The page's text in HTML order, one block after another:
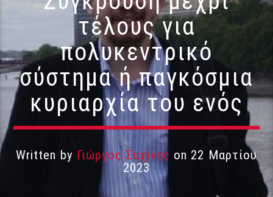
τέλους για
πολυκεντρικό
σύστημα ή παγκόσμια
κυριαρχία του ενός
Written by Γιώργος Σαχίνης on 22 Μαρτίου
2023